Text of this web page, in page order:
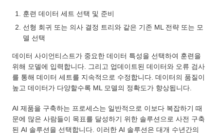
훈련 데이터 세트 선택 및 준비
선형 회귀 또는 의사 결정 트리와 같은 기존 ML 전략 또는 모
델 선택
데이터 사이언티스트가 중요한 데이터 특성을 선택하여 훈련을
위해 모델에 입력합니다. 그리고 업데이트된 데이터와 오류 검사
를 통해 데이터 세트를 지속적으로 수정합니다. 데이터의 품질이
높고 데이터가 다양할수록 ML 모델의 정확도가 향상됩니다.
AI 제품을 구축하는 프로세스는 일반적으로 이보다 복잡하기 때
문에 많은 사람들이 목표를 달성하기 위한 솔루션으로 사전 구축
된 AI 솔루션을 선택합니다. 이러한 AI 솔루션은 대개 수년간의